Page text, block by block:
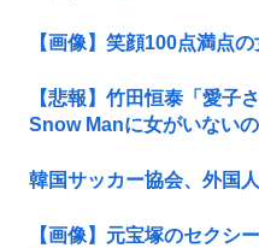
【画像】笑顔100点満点
【悲報】竹田恒泰「愛子
Snow Manに女がいない
韓国サッカー協会、外国
【画像】元宝塚のセクシ